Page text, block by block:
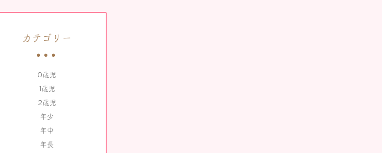
カテゴリー
0歳児
1歳児
2歳児
年少
年中
年長